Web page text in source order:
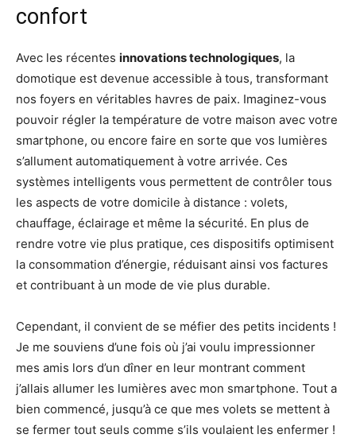
confort
Avec les récentes innovations technologiques, la
domotique est devenue accessible à tous, transformant
nos foyers en véritables havres de paix. Imaginez-vous
pouvoir régler la température de votre maison avec votre
smartphone, ou encore faire en sorte que vos lumières
s’allument automatiquement à votre arrivée. Ces
systèmes intelligents vous permettent de contrôler tous
les aspects de votre domicile à distance : volets,
chauffage, éclairage et même la sécurité. En plus de
rendre votre vie plus pratique, ces dispositifs optimisent
la consommation d’énergie, réduisant ainsi vos factures
et contribuant à un mode de vie plus durable.
Cependant, il convient de se méfier des petits incidents !
Je me souviens d’une fois où j’ai voulu impressionner
mes amis lors d’un dîner en leur montrant comment
j’allais allumer les lumières avec mon smartphone. Tout a
bien commencé, jusqu’à ce que mes volets se mettent à
se fermer tout seuls comme s’ils voulaient les enfermer !